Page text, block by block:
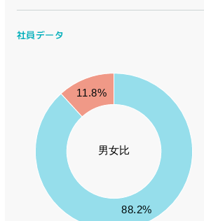
社員データ
男女比
88.2%
11.8%